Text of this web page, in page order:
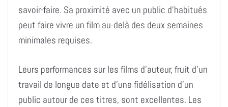
savoir-faire. Sa proximité avec un public d’habitués
peut faire vivre un film au-delà des deux semaines
minimales requises.
Leurs performances sur les films d’auteur, fruit d’un
travail de longue date et d’une fidélisation d’un
public autour de ces titres, sont excellentes. Les